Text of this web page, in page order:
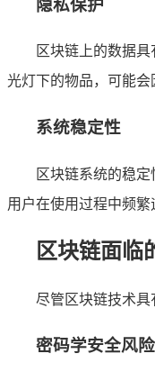
隐私保护
区块链上的数据
光灯下的物品，可能
系统稳定性
区块链系统的稳
用户在使用过程中频
区块链面临
尽管区块链技术具
密码学安全风险